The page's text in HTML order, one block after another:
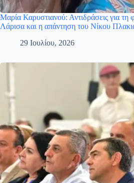
Μαρία Καρυστιανού: Αντιδράσεις για τη
Λάρισα και η απάντηση του Νίκου
29 Ιουλίου, 2026